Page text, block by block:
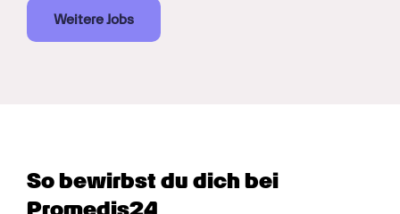
Weitere Jobs
So bewirbst du dich bei